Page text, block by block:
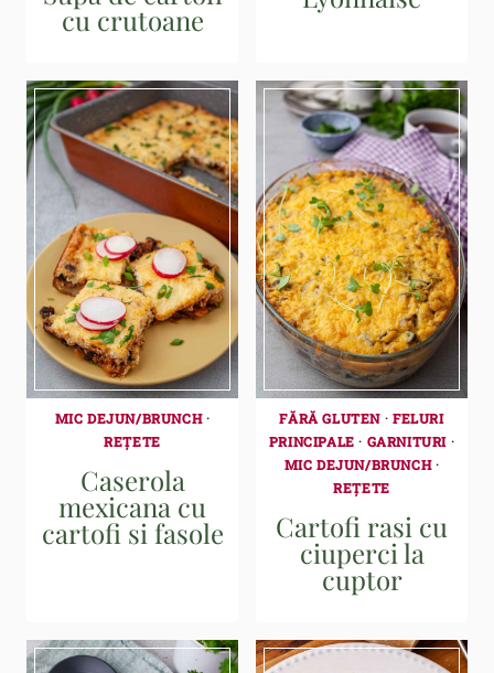
cu crutoane
MIC DEJUN/BRUNCH·
REȚETE
Caserola
mexicana cu
cartofi si fasole
FĂRĂ GLUTEN · FELURI
PRINCIPALE · GARNITURI ·
MIC DEJUN/BRUNCH·
REȚETE
Cartofi rasi cu
ciuperci la
cuptor